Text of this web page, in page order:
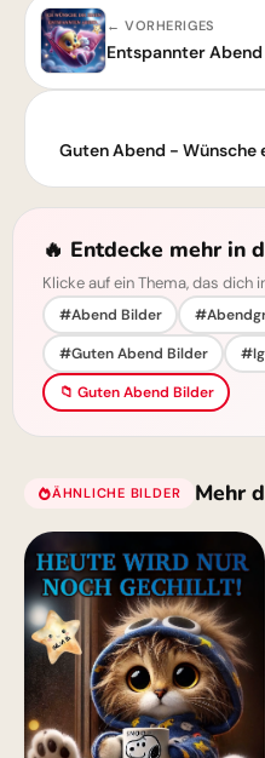
← VORHERIGES
Guten Abend - Wünsche
🔥 Entdecke mehr in
Klicke auf ein Thema, das dich
#Abend Bilder
#Guten Abend Bilder
📁 Guten Abend Bilder
ÄHNLICHE BILDER Mehr